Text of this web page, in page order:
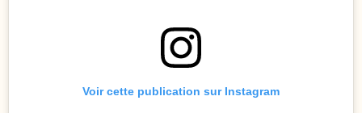
Voir cette publication sur Instagram